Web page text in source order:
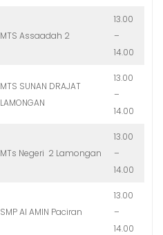
MTS Assaadah 2
13.00
–
14.00
MTS SUNAN DRAJAT
LAMONGAN
13.00
–
14.00
MTs Negeri 2 Lamongan
13.00
–
14.00
SMP Al AMIN Paciran
13.00
–
14.00